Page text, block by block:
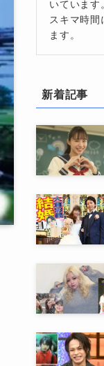
いています。
スキマ時
ます。
新着記事